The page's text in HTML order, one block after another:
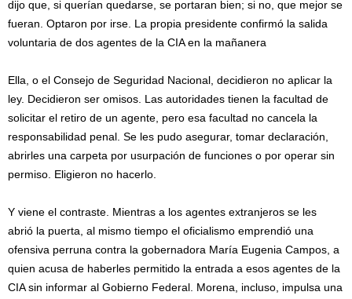
dijo que, si querían quedarse, se portaran bien; si no, que mejor se
fueran. Optaron por irse. La propia presidente confirmó la salida
voluntaria de dos agentes de la CIA en la mañanera
Ella, o el Consejo de Seguridad Nacional, decidieron no aplicar la
ley. Decidieron ser omisos. Las autoridades tienen la facultad de
solicitar el retiro de un agente, pero esa facultad no cancela la
responsabilidad penal. Se les pudo asegurar, tomar declaración,
abrirles una carpeta por usurpación de funciones o por operar sin
permiso. Eligieron no hacerlo.
Y viene el contraste. Mientras a los agentes extranjeros se les
abrió la puerta, al mismo tiempo el oficialismo emprendió una
ofensiva perruna contra la gobernadora María Eugenia Campos, a
quien acusa de haberles permitido la entrada a esos agentes de la
CIA sin informar al Gobierno Federal. Morena, incluso, impulsa una